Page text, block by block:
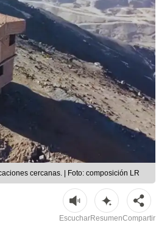
cercanas. | Foto: composición LR
EscucharResumenCompartir